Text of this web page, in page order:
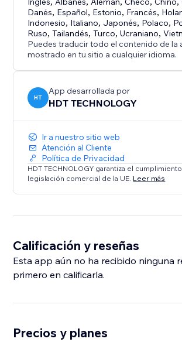
función "Lector de Texto" permite
de lectura, facilitando la escucha del
Danés, Español, Estonio, Francés,
Indonesio, Italiano, Japonés, Polaco,
Ruso,Tailandés,Turco,Ucraniano,
Puedes traducir todo el contenido de la
mostrado en tu sitio a cualquier idioma.
HT
App desarrollada por
HDT TECHNOLOGY
Ir a nuestro sitio web
Atención al Cliente
Política de Privacidad
HDT TECHNOLOGY garantiza el
legislación comercial de la UE. Leer más
Calificación y reseñas
Esta app aún no ha recibido ninguna
primero en calificarla.
Precios y planes